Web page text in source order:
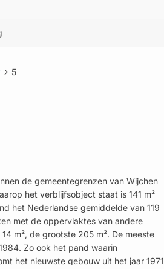
5
de gemeentegrenzen van Wijchen
het verblijfsobject staat is 141 m²
het Nederlandse gemiddelde van 119
met de oppervlaktes van andere
m², de grootste 205 m². De meeste
Zo ook het pand waarin
het nieuwste gebouw uit het jaar 1971